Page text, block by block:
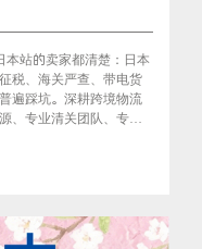
本站的卖家都清楚：日本
税、海关严查、带电货
遍踩坑。深耕跨境物流
、专业清关团队、专属